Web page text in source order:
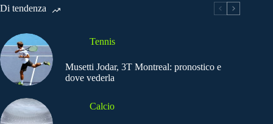
Di tendenza
Tennis
Musetti Jodar, 3T Montreal: pronostico e
dove vederla
Calcio